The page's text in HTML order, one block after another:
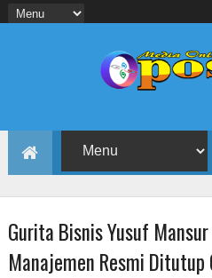
Gurita Bisnis Yusuf
Manajemen Resmi Ditutup